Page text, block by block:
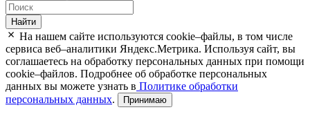
Найти
На нашем сайте используются cookie–файлы, в том числе
сервиса веб–аналитики Яндекс.Метрика. Используя сайт, вы
соглашаетесь на обработку персональных данных при помощи
cookie–файлов. Подробнее об обработке персональных
данных вы можете узнать в Политике обработки
персональных данных. Принимаю